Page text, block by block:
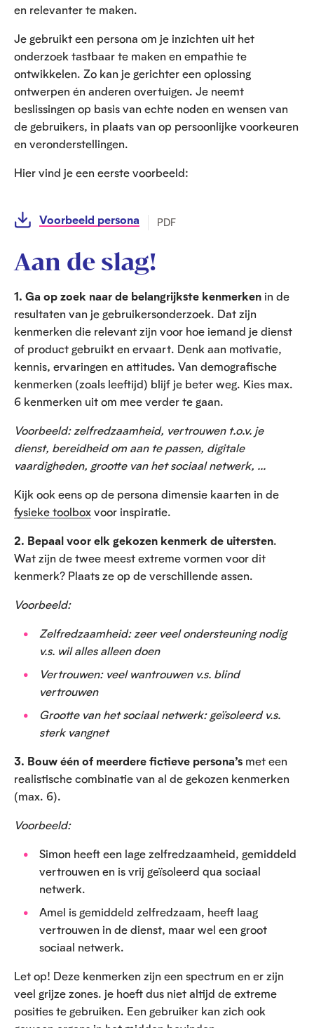
en relevanter te maken.
Je gebruikt een persona om je inzichten uit het
onderzoek tastbaar te maken en empathie te
ontwikkelen. Zo kan je gerichter een oplossing
ontwerpen én anderen overtuigen. Je neemt
beslissingen op basis van echte noden en wensen van
de gebruikers, in plaats van op persoonlijke voorkeuren
en veronderstellingen.
Hier vind je een eerste voorbeeld:
Voorbeeld persona PDF
Aan de slag!
1. Ga op zoek naar de belangrijkste kenmerken in de
resultaten van je gebruikersonderzoek. Dat zijn
kenmerken die relevant zijn voor hoe iemand je dienst
of product gebruikt en ervaart. Denk aan motivatie,
kennis, ervaringen en attitudes. Van demografische
kenmerken (zoals leeftijd) blijf je beter weg. Kies max.
6 kenmerken uit om mee verder te gaan.
Voorbeeld: zelfredzaamheid, vertrouwen t.o.v. je
dienst, bereidheid om aan te passen, digitale
vaardigheden, grootte van het sociaal netwerk, …
Kijk ook eens op de persona dimensie kaarten in de
fysieke toolboxvoor inspiratie.
2. Bepaal voor elk gekozen kenmerk de uitersten.
Wat zijn de twee meest extreme vormen voor dit
kenmerk? Plaats ze op de verschillende assen.
Voorbeeld:
Zelfredzaamheid: zeer veel ondersteuning nodig
v.s. wil alles alleen doen
Vertrouwen: veel wantrouwen v.s. blind
vertrouwen
Grootte van het sociaal netwerk: geïsoleerd v.s.
sterk vangnet
3. Bouw één of meerdere fictieve persona’s met een
realistische combinatie van al de gekozen kenmerken
(max. 6).
Voorbeeld:
Simon heeft een lage zelfredzaamheid, gemiddeld
vertrouwen en is vrij geïsoleerd qua sociaal
netwerk.
Amel is gemiddeld zelfredzaam, heeft laag
vertrouwen in de dienst, maar wel een groot
sociaal netwerk.
Let op! Deze kenmerken zijn een spectrum en er zijn
veel grijze zones. je hoeft dus niet altijd de extreme
posities te gebruiken. Een gebruiker kan zich ook